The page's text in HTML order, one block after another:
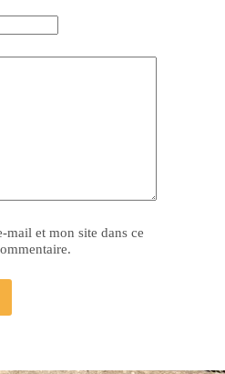
mail et mon site dans ce